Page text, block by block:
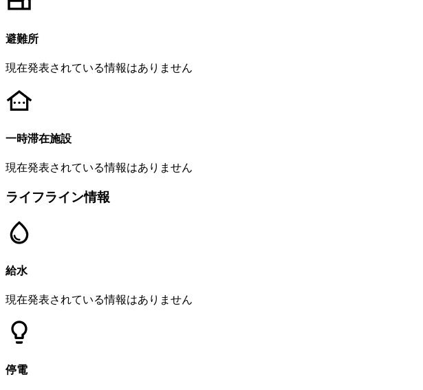
避難所
現在発表されている情報はありません
一時滞在施設
現在発表されている情報はありません
ライフライン情報
給水
現在発表されている情報はありません
停電